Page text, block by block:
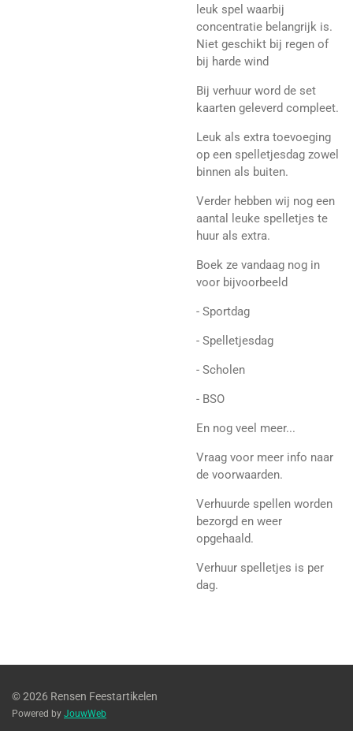
leuk spel waarbij
concentratie belangrijk is.
Niet geschikt bij regen of
bij harde wind
Bij verhuur word de set
kaarten geleverd compleet.
Leuk als extra toevoeging
op een spelletjesdag zowel
binnen als buiten.
Verder hebben wij nog een
aantal leuke spelletjes te
huur als extra.
Boek ze vandaag nog in
voor bijvoorbeeld
- Sportdag
- Spelletjesdag
- Scholen
- BSO
En nog veel meer...
Vraag voor meer info naar
de voorwaarden.
Verhuurde spellen worden
bezorgd en weer
opgehaald.
Verhuur spelletjes is per
dag.
© 2026 Rensen Feestartikelen
Powered by JouwWeb